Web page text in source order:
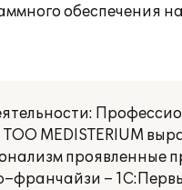
обеспечения
MEDISTERIUM
проявленные
–